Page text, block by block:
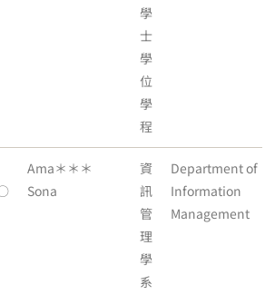
學
士
學
位
學
程
Ama＊＊＊
Sona
資
訊
管
理
學
系
Department of
Information
Management